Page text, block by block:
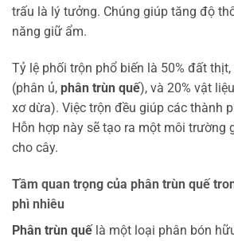
trấu là lý tưởng. Chúng giúp tăng độ
năng giữ ẩm.
Tỷ lệ phối trộn phổ biến là 50% đất
(phân ủ, phân trùn quế), và 20% vật
xơ dừa). Việc trộn đều giúp các thành
Hỗn hợp này sẽ tạo ra một môi trường
cho cây.
Tầm quan trọng của phân trùn quế
phì nhiêu
Phân trùn quếlà một loại phân bón